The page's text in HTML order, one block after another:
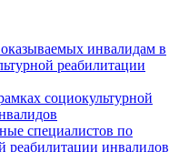
инвалидам в
реабилитации
социокультурной
специалистов по
реабилитации инвалидов